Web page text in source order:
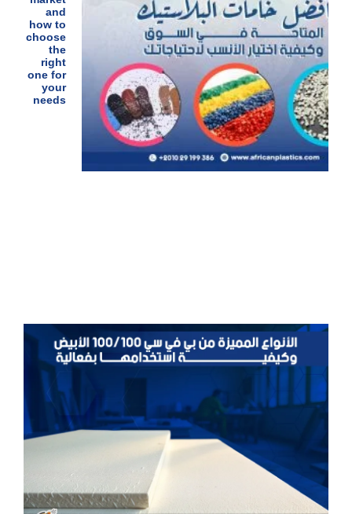
and
how to
choose
the
right
one for
your
needs